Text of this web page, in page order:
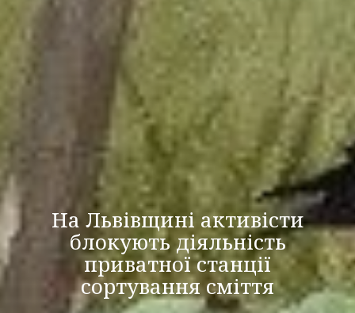
На Львівщині активісти
блокують діяльність
приватної станції
сортування сміття